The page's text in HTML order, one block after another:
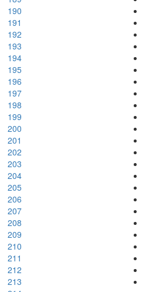
190
191
192
193
194
195
196
197
198
199
200
201
202
203
204
205
206
207
208
209
210
211
212
213